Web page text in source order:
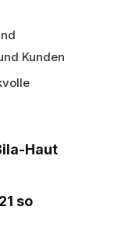
Kunden
Haut
so